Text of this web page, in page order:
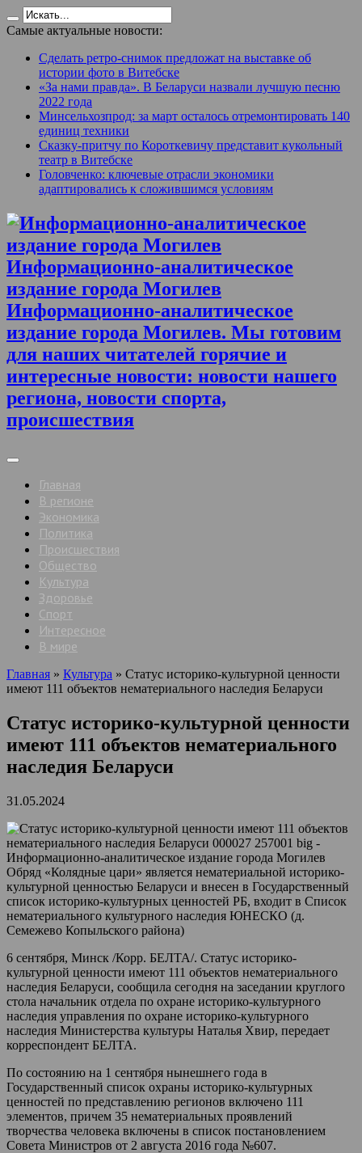
Самые актуальные новости:
Сделать ретро-снимок предложат на выставке об
истории фото в Витебске
«За нами правда». В Беларуси назвали лучшую песню
2022 года
Минсельхозпрод: за март осталось отремонтировать 140
единиц техники
Сказку-притчу по Короткевичу представит кукольный
театр в Витебске
Головченко: ключевые отрасли экономики
адаптировались к сложившимся условиям
Информационно-аналитическое
издание города Могилев
Информационно-аналитическое
издание города Могилев. Мы готовим
для наших читателей горячие и
интересные новости: новости нашего
региона, новости спорта,
происшествия
Главная
В регионе
Экономика
Политика
Происшествия
Общество
Культура
Здоровье
Спорт
Интересное
В мире
Главная » Культура » Статус историко-культурной ценности
имеют 111 объектов нематериального наследия Беларуси
Статус историко-культурной ценности
имеют 111 объектов нематериального
наследия Беларуси
31.05.2024
Обряд «Колядные цари» является нематериальной историко-
культурной ценностью Беларуси и внесен в Государственный
список историко-культурных ценностей РБ, входит в Список
нематериального культурного наследия ЮНЕСКО (д.
Семежево Копыльского района)
6 сентября, Минск /Корр. БЕЛТА/. Статус историко-
культурной ценности имеют 111 объектов нематериального
наследия Беларуси, сообщила сегодня на заседании круглого
стола начальник отдела по охране историко-культурного
наследия управления по охране историко-культурного
наследия Министерства культуры Наталья Хвир, передает
корреспондент БЕЛТА.
По состоянию на 1 сентября нынешнего года в
Государственный список охраны историко-культурных
ценностей по представлению регионов включено 111
элементов, причем 35 нематериальных проявлений
творчества человека включены в список постановлением
Совета Министров от 2 августа 2016 года №607.